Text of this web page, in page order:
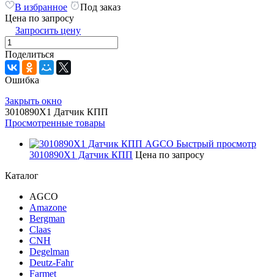
В избранное
Под заказ
Цена по запросу
Запросить цену
Поделиться
Ошибка
Закрыть окно
3010890X1 Датчик КПП
Просмотренные товары
Быстрый просмотр
3010890X1 Датчик КПП Цена по запросу
Каталог
AGCO
Amazone
Bergman
Claas
CNH
Degelman
Deutz-Fahr
Farmet